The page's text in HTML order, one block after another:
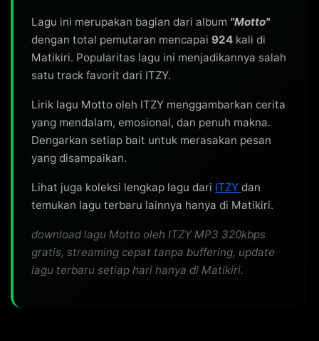
[Refrain: Ryujin, Chaeryeong]
운명처럼 fallin', 달라져 shift my callin'
I know that you feel it, too
You gotta trust me baby, 기다려줘 you'll see
[Pre-Chorus: Yuna, Chaeryeong, Ryujin]
You are my wish, 날 이끌어
세상 끝에 서 있을 때
Uh, 환히 나를 비춰
Take me to a better place
이 결말 따윈 not afraid
Yeah I need you by my side
Lagu ini merupakan bagian dari album "Motto"
dengan total pemutaran mencapai 924 kali di
Matikiri. Popularitas lagu ini menjadikannya salah
satu track favorit dari ITZY.
Lirik lagu Motto oleh ITZY menggambarkan cerita
yang mendalam, emosional, dan penuh makna.
Dengarkan setiap bait untuk merasakan pesan
yang disampaikan.
Lihat juga koleksi lengkap lagu dari ITZY dan
temukan lagu terbaru lainnya hanya di Matikiri.
download lagu Motto oleh ITZY MP3 320kbps
gratis, streaming cepat tanpa buffering, update
lagu terbaru setiap hari hanya di Matikiri.